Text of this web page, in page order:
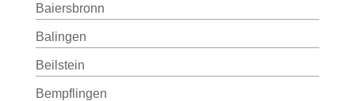
Baiersbronn
Balingen
Beilstein
Bempflingen